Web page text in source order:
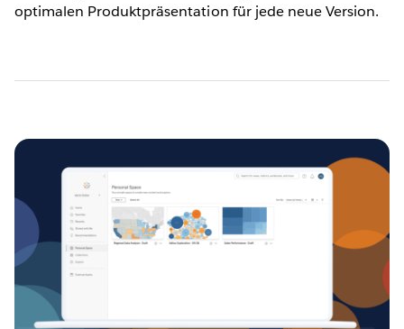
optimalen Produktpräsentation für jede neue Version.
Seitennummerierung